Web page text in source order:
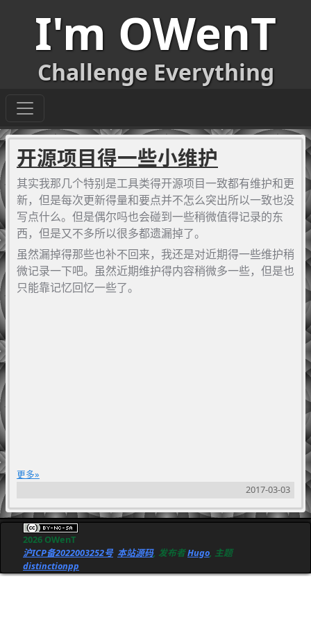
I'm OWenT
Challenge Everything
开源项目得一些小维护
其实我那几个特别是工具类得开源项目一致都有维护和更
新，但是每次更新得量和要点并不怎么突出所以一致也没
写点什么。但是偶尔吗也会碰到一些稍微值得记录的东
西，但是又不多所以很多都遗漏掉了。
虽然漏掉得那些也补不回来，我还是对近期得一些维护稍
微记录一下吧。虽然近期维护得内容稍微多一些，但是也
只能靠记忆回忆一些了。
更多
2017-03-03
2026 OWenT
沪ICP备2022003252号 本站源码, 发布者Hugo , 主题
distinctionpp